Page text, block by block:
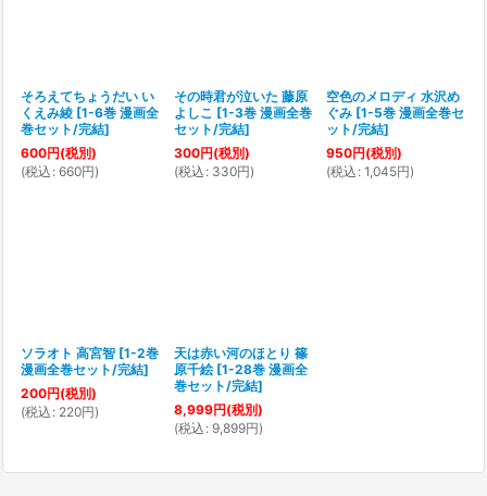
そろえてちょうだい い
くえみ綾 [1-6巻 漫画全
巻セット/完結]
600円(税別)
(税込 : 660円)
その時君が泣いた 藤原
よしこ [1-3巻 漫画全巻
セット/完結]
300円(税別)
(税込 : 330円)
空色のメロディ 水沢め
ぐみ [1-5巻 漫画全巻セ
ット/完結]
950円(税別)
(税込 : 1,045円)
ソラオト 高宮智 [1-2巻
漫画全巻セット/完結]
200円(税別)
(税込 : 220円)
天は赤い河のほとり 篠
原千絵 [1-28巻 漫画全
巻セット/完結]
8,999円(税別)
(税込 : 9,899円)